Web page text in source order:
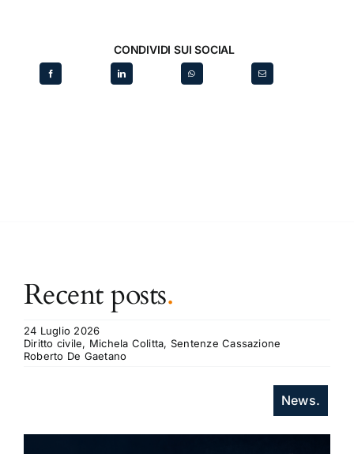
CONDIVIDI SUI SOCIAL
Recent posts.
24 Luglio 2026
Diritto civile, Michela Colitta, Sentenze Cassazione
Roberto De Gaetano
News.